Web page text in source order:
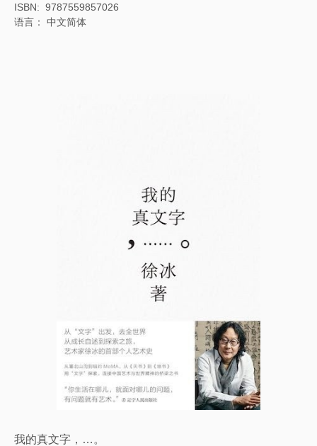
ISBN: ‎ 9787559857026
语言： 中文简体
我的真文字，…。